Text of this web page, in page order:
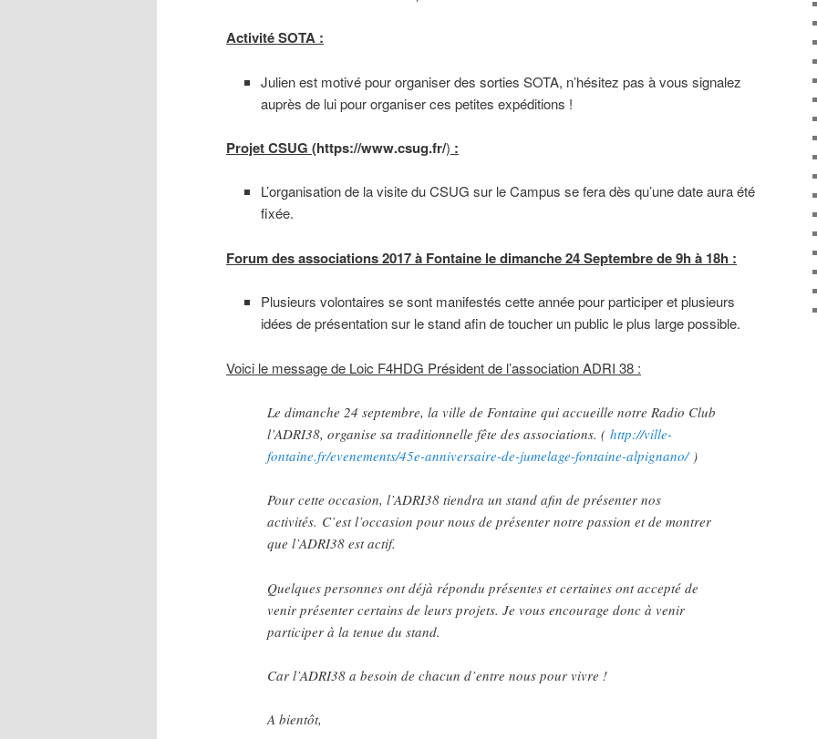
Activité SOTA :
Julien est motivé pour organiser des sorties SOTA, n’hésitez pas à vous signalez
auprès de lui pour organiser ces petites expéditions !
Projet CSUG (https://www.csug.fr/) :
L’organisation de la visite du CSUG sur le Campus se fera dès qu’une date aura été
fixée.
Forum des associations 2017 à Fontaine le dimanche 24 Septembre de 9h à 18h :
Plusieurs volontaires se sont manifestés cette année pour participer et plusieurs
idées de présentation sur le stand afin de toucher un public le plus large possible.
Voici le message de Loic F4HDG Président de l’association ADRI 38 :
Le dimanche 24 septembre, la ville de Fontaine qui accueille notre Radio Club
l’ADRI38, organise sa traditionnelle fête des associations. ( http://ville-
fontaine.fr/evenements/45e-anniversaire-de-jumelage-fontaine-alpignano/)
Pour cette occasion, l’ADRI38 tiendra un stand afin de présenter nos
activités. C’est l’occasion pour nous de présenter notre passion et de montrer
que l’ADRI38 est actif.
Quelques personnes ont déjà répondu présentes et certaines ont accepté de
venir présenter certains de leurs projets. Je vous encourage donc à venir
participer à la tenue du stand.
Car l’ADRI38 a besoin de chacun d’entre nous pour vivre !
A bientôt,